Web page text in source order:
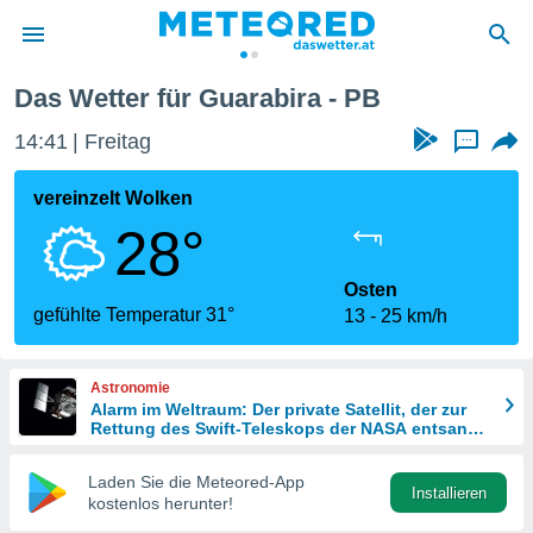
wurde
dass
sind.
diese
Das Wetter für Guarabira - PB
14:41 Freitag ...
vereinzelt Wolken
28°
gefühlte Temperatur 31°
Osten
13
25 km/h
Astronomie
Alarm im Weltraum: Der private Satellit, der zur
Rettung des Swift-Teleskops der NASA entsandt
Laden Sie die Meteored-App
kostenlos herunter!
Installieren